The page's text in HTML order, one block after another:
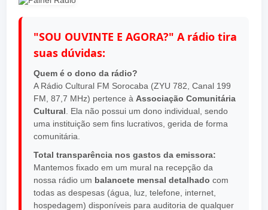
"SOU OUVINTE E AGORA?" A rádio tira
suas dúvidas:
Quem é o dono da rádio?
A Rádio Cultural FM Sorocaba (ZYU 782, Canal 199
FM, 87,7 MHz) pertence à Associação Comunitária
Cultural . Ela não possui um dono individual, sendo
uma instituição sem fins lucrativos, gerida de forma
comunitária.
Total transparência nos gastos da emissora:
Mantemos fixado em um mural na recepção da
nossa rádio um balancete mensal detalhado com
todas as despesas (água, luz, telefone, internet,
hospedagem) disponíveis para auditoria de qualquer